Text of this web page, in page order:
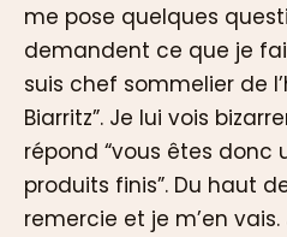
me pose quelques
demandent ce que je
suis chef sommelier de
Biarritz”. Je lui vois
répond “vous êtes donc
produits finis”. Du haut
remercie et je m’en